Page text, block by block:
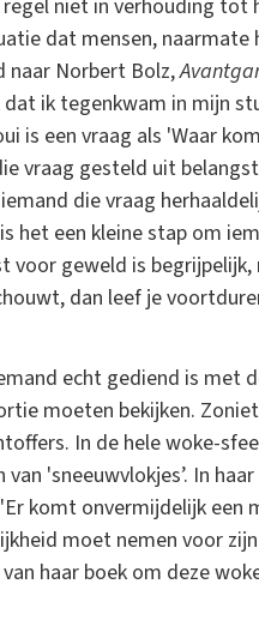
niet in verhouding tot
dat mensen, naarmate
naar Norbert Bolz,
ik tegenkwam in mijn
is een vraag als 'Waar
vraag gesteld uit
die vraag
het een kleine stap om
voor geweld is
dan leef je
echt gediend is met
moeten bekijken.
In de hele woke-
van 'sneeuwvlokjes’. In
komt onvermijdelijk een
moet nemen voor
haar boek om deze